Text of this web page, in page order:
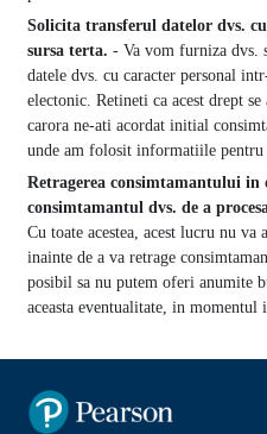
Solicita transferul datelor dvs.
sursa terta. - Va vom furniza dvs.
datele dvs. cu caracter personal
electonic. Retineti ca acest drept
carora ne-ati acordat initial
unde am folosit informatiile pentru
Retragerea consimtamantului in
consimtamantul dvs. de a
Cu toate acestea, acest lucru nu
inainte de a va retrage
posibil sa nu putem oferi anumite
aceasta eventualitate, in